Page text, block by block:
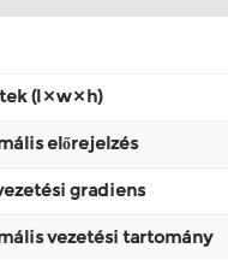
(l × w × h)
előrejelzés
gradiens
vezetési tartomány